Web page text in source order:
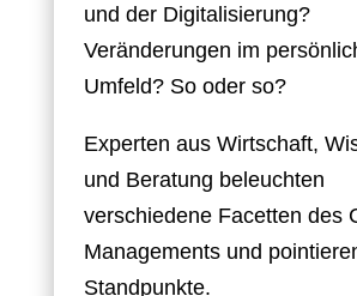
und der Digitalisierung?
Veränderungen im
Umfeld? So oder so?
Experten aus Wirtschaft,
und Beratung beleuchten
verschiedene Facetten des
Managements und
Standpunkte.